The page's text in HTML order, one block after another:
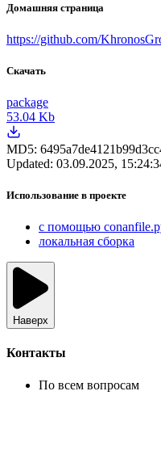
Домашняя страница
https://github.com/
Скачать
package
53.04 Kb
MD5:
Updated: 03.09.2025,
Использование в проекте
с помощью
локальная сборка
Наверх
Контакты
По всем вопросам